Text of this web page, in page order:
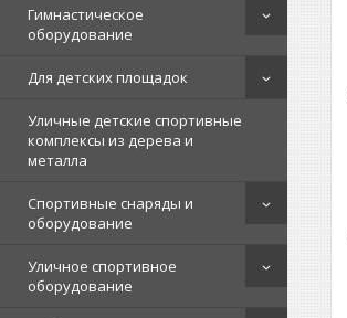
Гимнастическое
оборудование
Для детских площадок
Уличные детские спортивные
комплексы из дерева и
металла
Спортивные снаряды и
оборудование
Уличное спортивное
оборудование